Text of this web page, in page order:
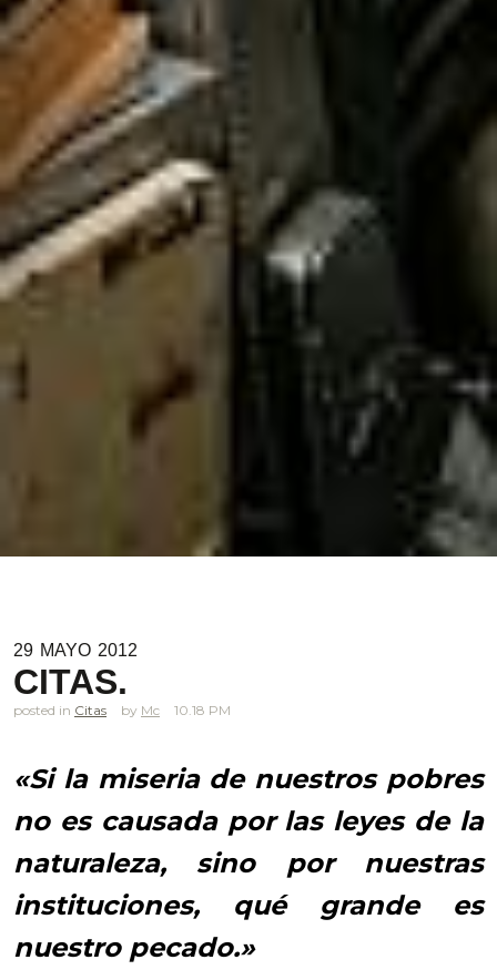
29 MAYO 2012
CITAS.
posted in Citas Mc 10.18 PM
«Si la miseria de nuestros pobres
no es causada por las leyes de la
naturaleza, sino por nuestras
instituciones, qué grande es
nuestro pecado.»